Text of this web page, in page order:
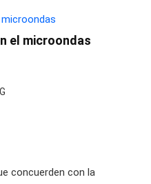
el microondas
concuerden con la